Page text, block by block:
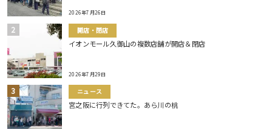
2026年7月26日
開店・閉店
イオンモール久御山の複数店舗が開店＆閉店
2026年7月29日
ニュース
宮之阪に行列できてた。あら川の桃